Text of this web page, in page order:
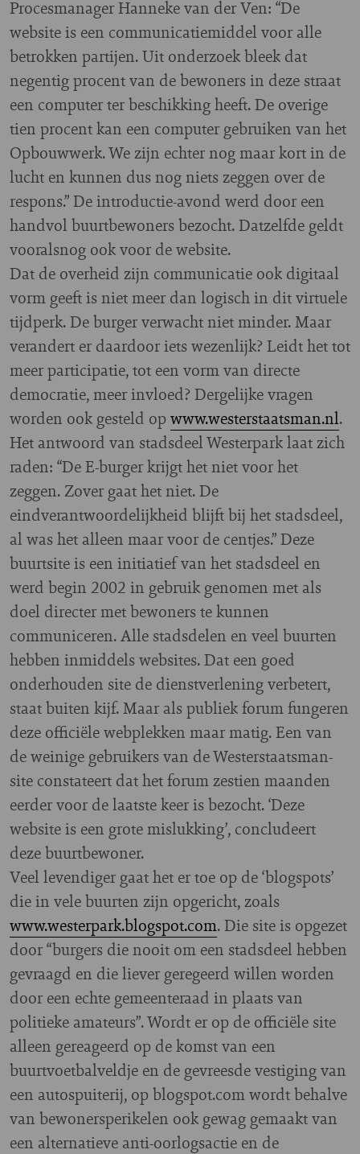
Procesmanager Hanneke van der Ven: “De
website is een communicatiemiddel voor alle
betrokken partijen. Uit onderzoek bleek dat
negentig procent van de bewoners in deze straat
een computer ter beschikking heeft. De overige
tien procent kan een computer gebruiken van het
Opbouwwerk. We zijn echter nog maar kort in de
lucht en kunnen dus nog niets zeggen over de
respons.” De introductie-avond werd door een
handvol buurtbewoners bezocht. Datzelfde geldt
vooralsnog ook voor de website.
Dat de overheid zijn communicatie ook digitaal
vorm geeft is niet meer dan logisch in dit virtuele
tijdperk. De burger verwacht niet minder. Maar
verandert er daardoor iets wezenlijk? Leidt het tot
meer participatie, tot een vorm van directe
democratie, meer invloed? Dergelijke vragen
worden ook gesteld op www.westerstaatsman.nl.
Het antwoord van stadsdeel Westerpark laat zich
raden: “De E-burger krijgt het niet voor het
zeggen. Zover gaat het niet. De
eindverantwoordelijkheid blijft bij het stadsdeel,
al was het alleen maar voor de centjes.” Deze
buurtsite is een initiatief van het stadsdeel en
werd begin 2002 in gebruik genomen met als
doel directer met bewoners te kunnen
communiceren. Alle stadsdelen en veel buurten
hebben inmiddels websites. Dat een goed
onderhouden site de dienstverlening verbetert,
staat buiten kijf. Maar als publiek forum fungeren
deze officiële webplekken maar matig. Een van
de weinige gebruikers van de Westerstaatsman-
site constateert dat het forum zestien maanden
eerder voor de laatste keer is bezocht. ‘Deze
website is een grote mislukking’, concludeert
deze buurtbewoner.
Veel levendiger gaat het er toe op de ‘blogspots’
die in vele buurten zijn opgericht, zoals
www.westerpark.blogspot.com. Die site is opgezet
door “burgers die nooit om een stadsdeel hebben
gevraagd en die liever geregeerd willen worden
door een echte gemeenteraad in plaats van
politieke amateurs”. Wordt er op de officiële site
alleen gereageerd op de komst van een
buurtvoetbalveldje en de gevreesde vestiging van
een autospuiterij, op blogspot.com wordt behalve
van bewonersperikelen ook gewag gemaakt van
een alternatieve anti-oorlogsactie en de